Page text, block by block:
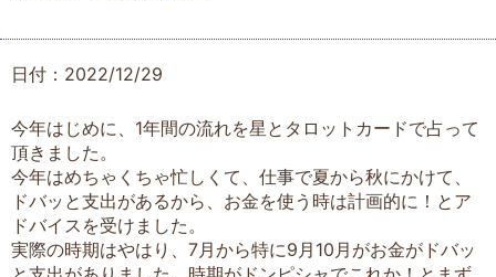
日付：2022/12/29
今年はじめに、1年間の流れを星とタロットカードで占って
頂きました。
今年はめちゃくちゃ忙しくて、仕事で夏から秋にかけて、
ドバッと支出があるから、お金を使う時は計画的に！とア
ドバイスを受けました。
実際の時期はやはり、7月から特に9月10月がお金がドバッ